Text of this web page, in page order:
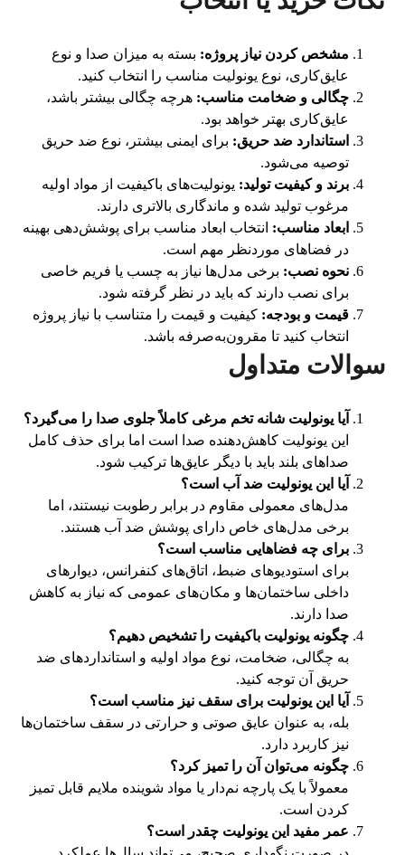
مشخص کردن نیاز پروژه: بسته به میزان صدا و نوع
عایق‌کاری، نوع یونولیت مناسب را انتخاب کنید.
چگالی و ضخامت مناسب: هرچه چگالی بیشتر باشد،
عایق‌کاری بهتر خواهد بود.
استاندارد ضد حریق: برای ایمنی بیشتر، نوع ضد حریق
توصیه می‌شود.
برند و کیفیت تولید: یونولیت‌های باکیفیت از مواد اولیه
مرغوب تولید شده و ماندگاری بالاتری دارند.
ابعاد مناسب: انتخاب ابعاد مناسب برای پوشش‌دهی بهینه
در فضاهای موردنظر مهم است.
نحوه نصب: برخی مدل‌ها نیاز به چسب یا فریم خاصی
برای نصب دارند که باید در نظر گرفته شود.
قیمت و بودجه: کیفیت و قیمت را متناسب با نیاز پروژه
انتخاب کنید تا مقرون‌به‌صرفه باشد.
سوالات متداول
آیا یونولیت شانه تخم مرغی کاملاً جلوی صدا را می‌گیرد؟
این یونولیت کاهش‌دهنده صدا است اما برای حذف کامل
صداهای بلند باید با دیگر عایق‌ها ترکیب شود.
آیا این یونولیت ضد آب است؟
مدل‌های معمولی مقاوم در برابر رطوبت نیستند، اما
برخی مدل‌های خاص دارای پوشش ضد آب هستند.
برای چه فضاهایی مناسب است؟
برای استودیوهای ضبط، اتاق‌های کنفرانس، دیوارهای
داخلی ساختمان‌ها و مکان‌های عمومی که نیاز به کاهش
صدا دارند.
چگونه یونولیت باکیفیت را تشخیص دهیم؟
به چگالی، ضخامت، نوع مواد اولیه و استانداردهای ضد
حریق آن توجه کنید.
آیا این یونولیت برای سقف نیز مناسب است؟
بله، به عنوان عایق صوتی و حرارتی در سقف ساختمان‌ها
نیز کاربرد دارد.
چگونه می‌توان آن را تمیز کرد؟
معمولاً با یک پارچه نم‌دار یا مواد شوینده ملایم قابل تمیز
کردن است.
عمر مفید این یونولیت چقدر است؟